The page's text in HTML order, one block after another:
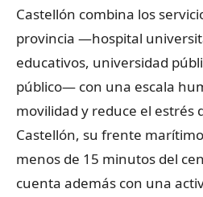
Castellón combina los
provincia —hospital
educativos, universidad
público— con una escala
movilidad y reduce el estrés
Castellón, su frente
menos de 15 minutos del
cuenta además con una